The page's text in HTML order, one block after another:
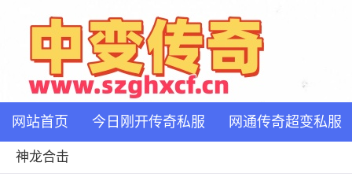
网站首页 今日刚开传奇私服 网通传奇超变私服
神龙合击